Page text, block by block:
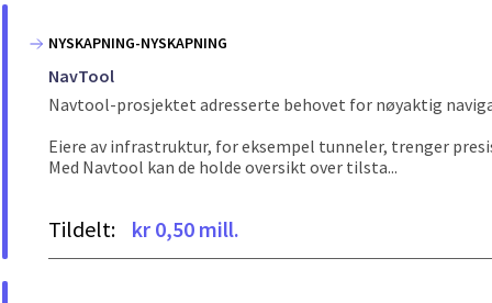
NYSKAPNING-NYSKAPNING
NavTool
Navtool-prosjektet adresserte behovet for nøyaktig
Eiere av infrastruktur, for eksempel tunneler, trenger
Med Navtool kan de holde oversikt over tilsta...
Tildelt: kr 0,50 mill.